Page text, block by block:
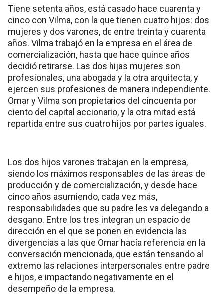
Tiene setenta años, está casado hace cuarenta y
cinco con Vilma, con la que tienen cuatro hijos: dos
mujeres y dos varones, de entre treinta y cuarenta
años. Vilma trabajó en la empresa en el área de
comercialización, hasta que hace quince años
decidió retirarse. Las dos hijas mujeres son
profesionales, una abogada y la otra arquitecta, y
ejercen sus profesiones de manera independiente.
Omar y Vilma son propietarios del cincuenta por
ciento del capital accionario, y la otra mitad está
repartida entre sus cuatro hijos por partes iguales.
Los dos hijos varones trabajan en la empresa,
siendo los máximos responsables de las áreas de
producción y de comercialización, y desde hace
cinco años asumiendo, cada vez más,
responsabilidades que su padre les va delegando a
desgano. Entre los tres integran un espacio de
dirección en el que se ponen en evidencia las
divergencias a las que Omar hacía referencia en la
conversación mencionada, que están tensando al
extremo las relaciones interpersonales entre padre
e hijos, e impactando negativamente en el
desempeño de la empresa.